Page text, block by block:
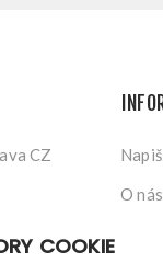
CZ
O nás
COOKIE